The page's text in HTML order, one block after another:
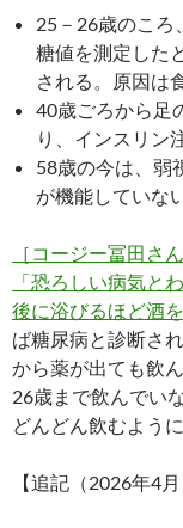
25－26歳のころ
糖値を測定した
される。原因は
40歳ごろから足
り、インスリン
58歳の今は、弱
が機能していな
［コージー冨田さ
「恐ろしい病気
後に浴びるほど酒を
ば糖尿病と診断さ
から薬が出ても飲
26歳まで飲んでい
どんどん飲むよう
【追記（2026年4月